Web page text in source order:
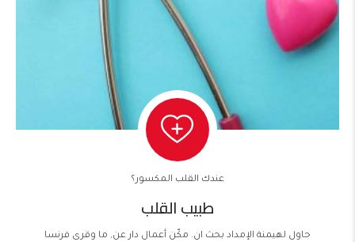
عندك القلب المكسور؟
طبيب القلب
حاول لهيمنة الإمداد بحث ان. مكّن أعمال دار عن, ما وقرى فرنسا